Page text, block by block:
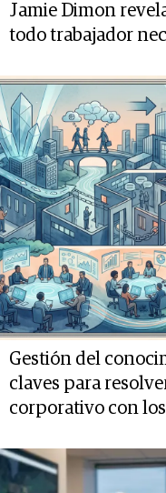
Jamie Dimon
todo trabajador
Gestión del
claves para
corporativo con